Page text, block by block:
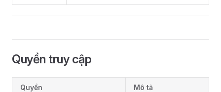
Quyền truy cập
Quyền Mô tả